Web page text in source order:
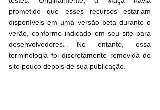
prometido que esses recursos estariam
disponíveis em uma versão beta durante o
verão, conforme indicado em seu site para
desenvolvedores. No entanto, essa
terminologia foi discretamente removida do
site pouco depois de sua publicação.